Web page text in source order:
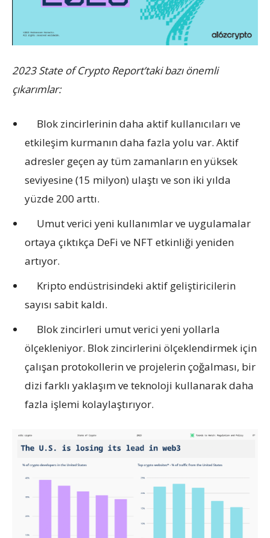
2023 State of Crypto Report’taki bazı önemli
çıkarımlar:
Blok zincirlerinin daha aktif kullanıcıları ve
etkileşim kurmanın daha fazla yolu var. Aktif
adresler geçen ay tüm zamanların en yüksek
seviyesine (15 milyon) ulaştı ve son iki yılda
yüzde 200 arttı.
Umut verici yeni kullanımlar ve uygulamalar
ortaya çıktıkça DeFi ve NFT etkinliği yeniden
artıyor.
Kripto endüstrisindeki aktif geliştiricilerin
sayısı sabit kaldı.
Blok zincirleri umut verici yeni yollarla
ölçekleniyor. Blok zincirlerini ölçeklendirmek için
çalışan protokollerin ve projelerin çoğalması, bir
dizi farklı yaklaşım ve teknoloji kullanarak daha
fazla işlemi kolaylaştırıyor.